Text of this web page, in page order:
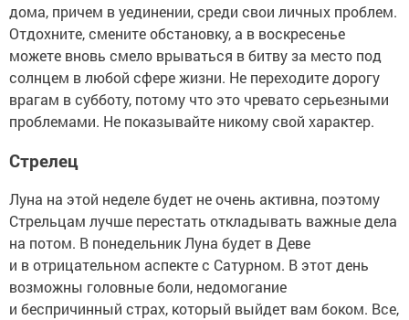
дома, причем в уединении, среди свои личных проблем.
Отдохните, смените обстановку, а в воскресенье
можете вновь смело врываться в битву за место под
солнцем в любой сфере жизни. Не переходите дорогу
врагам в субботу, потому что это чревато серьезными
проблемами. Не показывайте никому свой характер.
Стрелец
Луна на этой неделе будет не очень активна, поэтому
Стрельцам лучше перестать откладывать важные дела
на потом. В понедельник Луна будет в Деве
и в отрицательном аспекте с Сатурном. В этот день
возможны головные боли, недомогание
и беспричинный страх, который выйдет вам боком. Все,